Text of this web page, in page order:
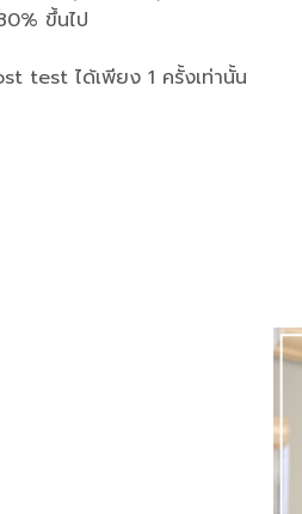
ขึ้นไป
test ได้เพียง 1 ครั้งเท่านั้น